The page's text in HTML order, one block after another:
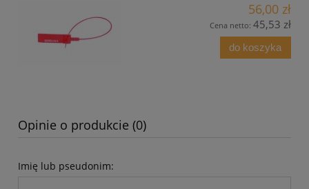
56,00 zł
Cena netto: 45,53 zł
do koszyka
Opinie o produkcie (0)
Imię lub pseudonim: